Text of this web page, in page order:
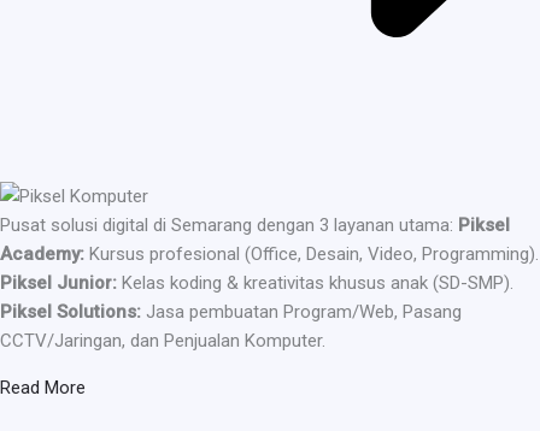
Pusat solusi digital di Semarang dengan 3 layanan utama: Piksel
Academy: Kursus profesional (Office, Desain, Video, Programming).
Piksel Junior: Kelas koding & kreativitas khusus anak (SD-SMP).
Piksel Solutions: Jasa pembuatan Program/Web, Pasang
CCTV/Jaringan, dan Penjualan Komputer.
Read More